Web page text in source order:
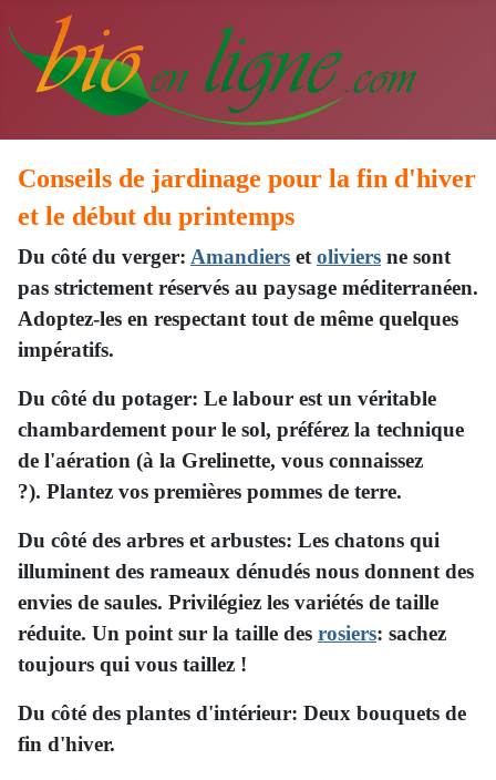
Conseils de jardinage pour la fin d'hiver
et le début du printemps
Du côté du verger: Amandiers et oliviers ne sont
pas strictement réservés au paysage méditerranéen.
Adoptez-les en respectant tout de même quelques
impératifs.
Du côté du potager: Le labour est un véritable
chambardement pour le sol, préférez la technique
de l'aération (à la Grelinette, vous connaissez
?). Plantez vos premières pommes de terre.
Du côté des arbres et arbustes: Les chatons qui
illuminent des rameaux dénudés nous donnent des
envies de saules. Privilégiez les variétés de taille
réduite. Un point sur la taille des rosiers: sachez
toujours qui vous taillez !
Du côté des plantes d'intérieur: Deux bouquets de
fin d'hiver.